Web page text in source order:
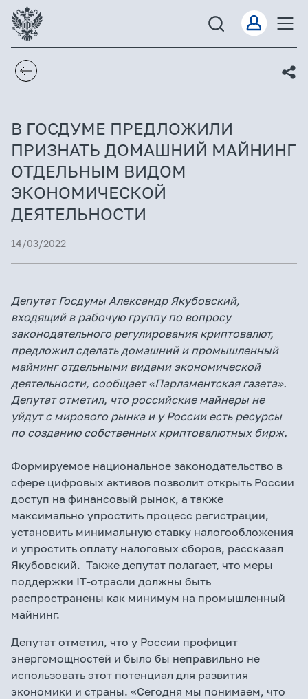
В ГОСДУМЕ ПРЕДЛОЖИЛИ
ПРИЗНАТЬ ДОМАШНИЙ МАЙНИНГ
ОТДЕЛЬНЫМ ВИДОМ
ЭКОНОМИЧЕСКОЙ
ДЕЯТЕЛЬНОСТИ
14/03/2022
Депутат Госдумы Александр Якубовский,
входящий в рабочую группу по вопросу
законодательного регулирования криптовалют,
предложил сделать домашний и промышленный
майнинг отдельными видами экономической
деятельности, сообщает «Парламентская газета».
Депутат отметил, что российские майнеры не
уйдут с мирового рынка и у России есть ресурсы
по созданию собственных криптовалютных бирж.
Формируемое национальное законодательство в
сфере цифровых активов позволит открыть России
доступ на финансовый рынок, а также
максимально упростить процесс регистрации,
установить минимальную ставку налогообложения
и упростить оплату налоговых сборов, рассказал
Якубовский. Также депутат полагает, что меры
поддержки IT-отрасли должны быть
распространены как минимум на промышленный
майнинг.
Депутат отметил, что у России профицит
энергомощностей и было бы неправильно не
использовать этот потенциал для развития
экономики и страны. «Сегодня мы понимаем, что